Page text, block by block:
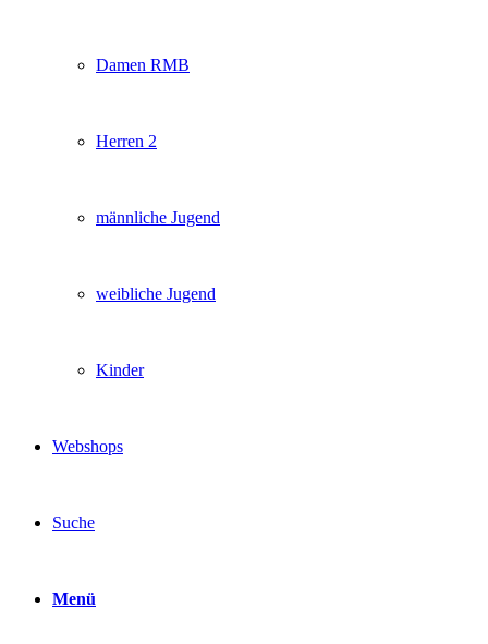
Damen RMB
Herren 2
männliche Jugend
weibliche Jugend
Kinder
Webshops
Suche
Menü